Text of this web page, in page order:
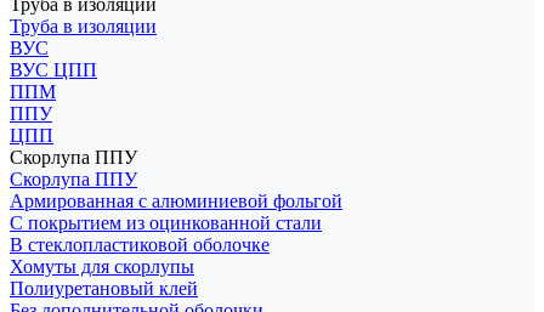
Труба в изоляции
Труба в изоляции
ВУС
ВУС ЦПП
ППМ
ППУ
ЦПП
Скорлупа ППУ
Скорлупа ППУ
Армированная с алюминиевой фольгой
С покрытием из оцинкованной стали
В стеклопластиковой оболочке
Хомуты для скорлупы
Полиуретановый клей